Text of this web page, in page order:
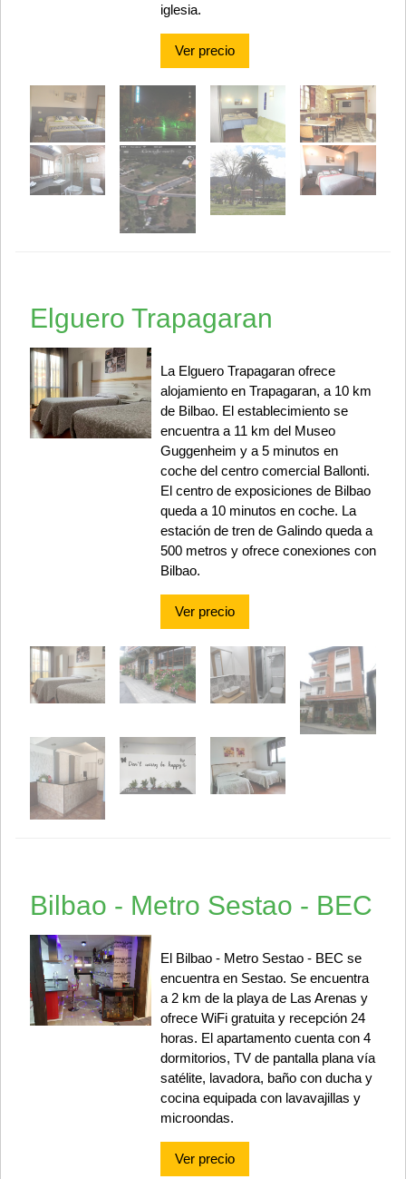
iglesia.
Ver precio
Elguero Trapagaran
La Elguero Trapagaran ofrece
alojamiento en Trapagaran, a 10 km
de Bilbao. El establecimiento se
encuentra a 11 km del Museo
Guggenheim y a 5 minutos en
coche del centro comercial Ballonti.
El centro de exposiciones de Bilbao
queda a 10 minutos en coche. La
estación de tren de Galindo queda a
500 metros y ofrece conexiones con
Bilbao.
Ver precio
Bilbao - Metro Sestao - BEC
El Bilbao - Metro Sestao - BEC se
encuentra en Sestao. Se encuentra
a 2 km de la playa de Las Arenas y
ofrece WiFi gratuita y recepción 24
horas. El apartamento cuenta con 4
dormitorios, TV de pantalla plana vía
satélite, lavadora, baño con ducha y
cocina equipada con lavavajillas y
microondas.
Ver precio